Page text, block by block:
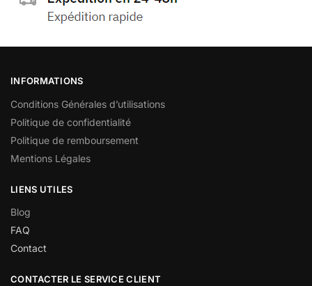
INFORMATIONS
Conditions Générales d’utilisations
Politique de confidentialité
Politique de remboursement
Mentions Légales
LIENS UTILES
Blog
FAQ
Contact
CONTACTER LE SERVICE CLIENT